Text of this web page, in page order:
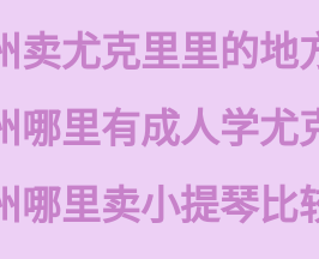
卖尤克里里的地
哪里有成人学尤
哪里卖小提琴比